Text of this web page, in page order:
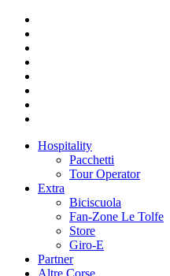
Hospitality
Pacchetti
Tour Operator
Extra
Biciscuola
Fan-Zone Le Tolfe
Store
Giro-E
Partner
Altre Corse